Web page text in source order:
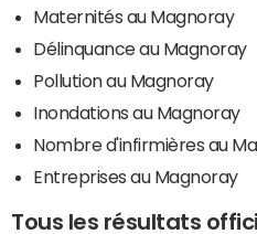
Maternités au Magnoray
Délinquance au Magnoray
Pollution au Magnoray
Inondations au Magnoray
Nombre d'infirmières au
Entreprises au Magnoray
Tous les résultats